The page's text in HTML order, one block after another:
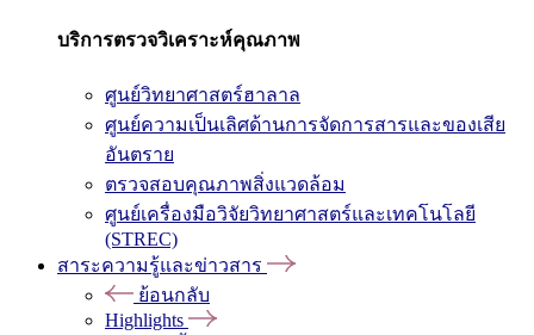
บริการตรวจวิเคราะห์คุณภาพ
ศูนย์วิทยาศาสตร์ฮาลาล
ศูนย์ความเป็นเลิศด้านการจัดการสารและของเสีย
อันตราย
ตรวจสอบคุณภาพสิ่งแวดล้อม
ศูนย์เครื่องมือวิจัยวิทยาศาสตร์และเทคโนโลยี
(STREC)
สาระความรู้และข่าวสาร
ย้อนกลับ
Highlights